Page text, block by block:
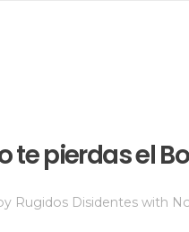
te pierdas el
Rugidos Disidentes with